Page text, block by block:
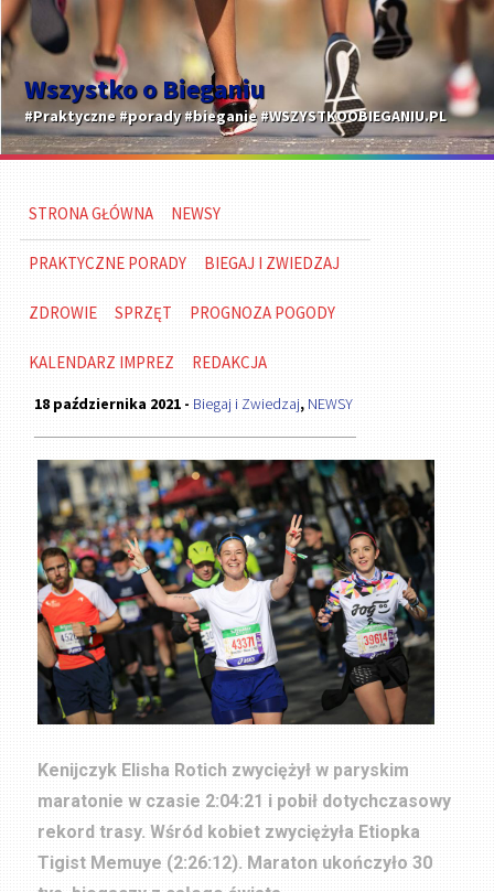
Wszystko o Bieganiu
#Praktyczne #porady #bieganie #WSZYSTKOOBIEGANIU.PL
STRONA GŁÓWNA NEWSY
PRAKTYCZNE PORADY BIEGAJ I ZWIEDZAJ
ZDROWIE SPRZĘT PROGNOZA POGODY
KALENDARZ IMPREZ REDAKCJA
18 października 2021 - Biegaj i Zwiedzaj, NEWSY
Kenijczyk Elisha Rotich zwyciężył w paryskim
maratonie w czasie 2:04:21 i pobił dotychczasowy
rekord trasy. Wśród kobiet zwyciężyła Etiopka
Tigist Memuye (2:26:12). Maraton ukończyło 30